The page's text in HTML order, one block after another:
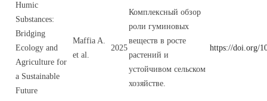
Humic
Substances:
Bridging
Ecology and
Agriculture for
a Sustainable
Future
Maffia A.
et al.
2025
Комплексный обзор
роли гуминовых
веществ в росте
растений и
устойчивом сельском
хозяйстве.
https://doi.org/